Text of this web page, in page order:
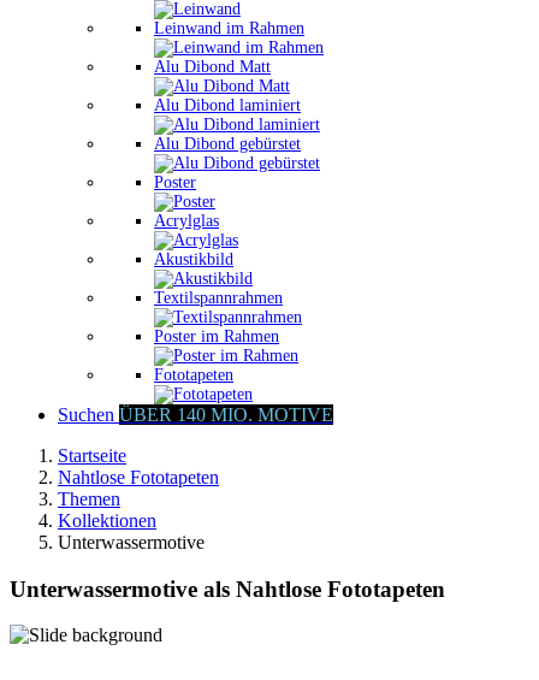
Leinwand im Rahmen
Alu Dibond Matt
Alu Dibond laminiert
Alu Dibond gebürstet
Poster
Acrylglas
Akustikbild
Textilspannrahmen
Poster im Rahmen
Fototapeten
Suchen ÜBER 140 MIO. MOTIVE
Startseite
Nahtlose Fototapeten
Themen
Kollektionen
Unterwassermotive
Unterwassermotive als Nahtlose Fototapeten